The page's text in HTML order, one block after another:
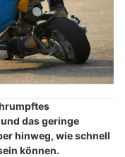
das geringe
hinweg, wie schnell
können.